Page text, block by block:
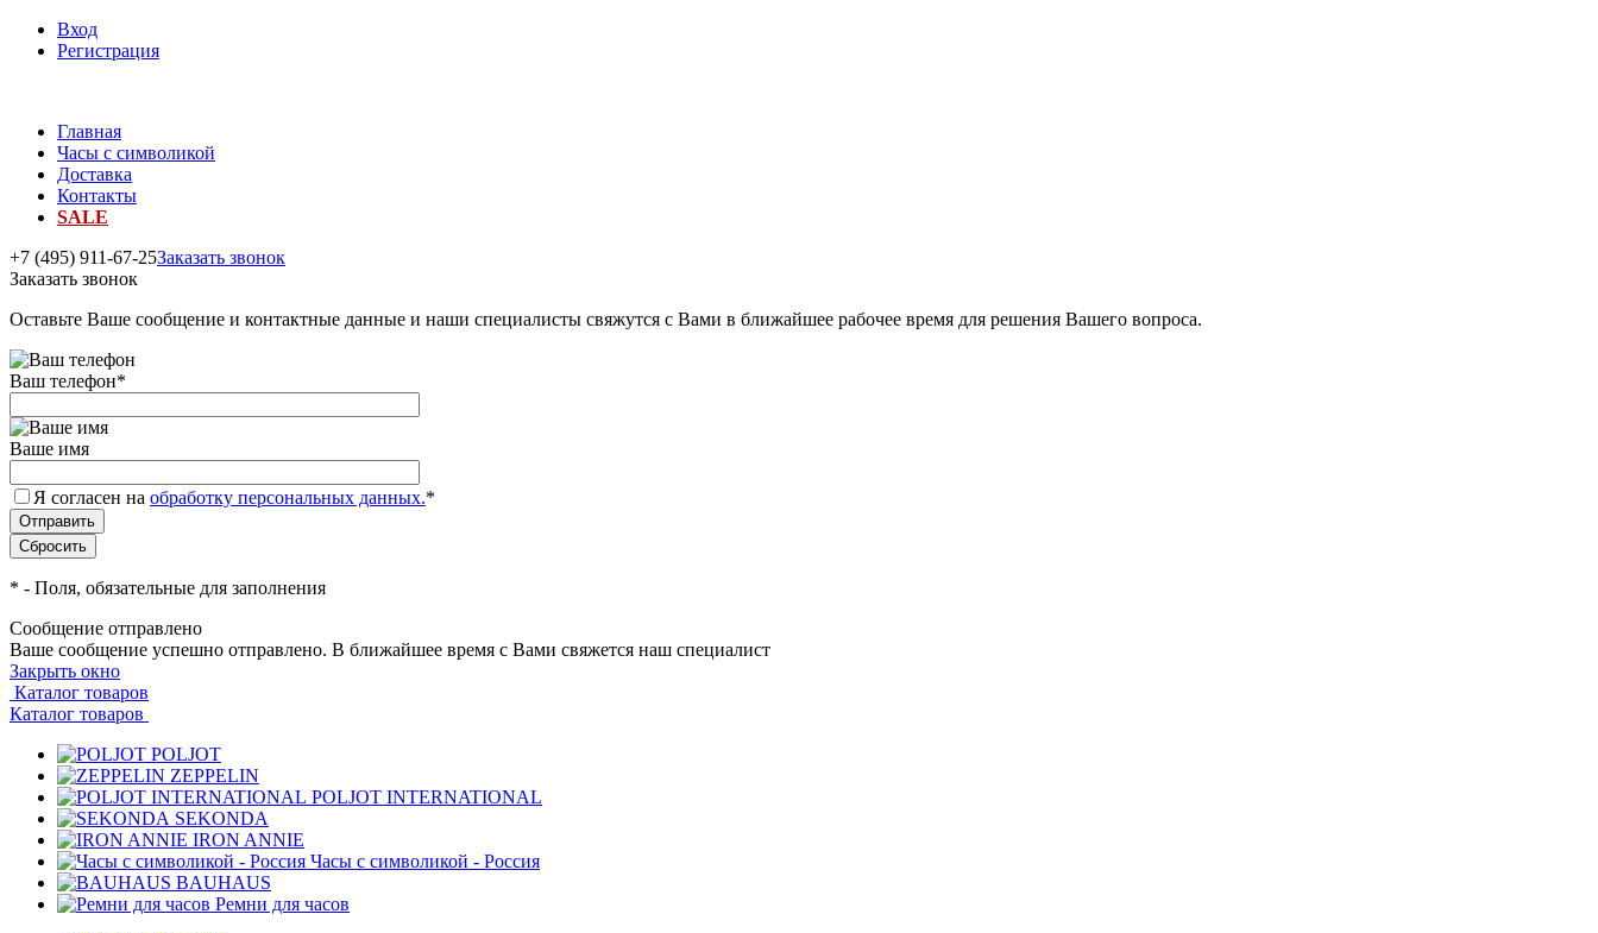
Вход
Регистрация
Главная
Часы с символикой
Доставка
Контакты
SALE
+7 (495) 911-67-25Заказать звонок
Заказать звонок
Оставьте Ваше сообщение и контактные данные и наши специалисты свяжутся с Вами в ближайшее рабочее время для решения Вашего вопроса.
Ваш телефон*
Ваше имя
Я согласен на обработку персональных данных.*
* - Поля, обязательные для заполнения
Сообщение отправлено
Ваше сообщение успешно отправлено. В ближайшее время с Вами свяжется наш специалист
Закрыть окно
Каталог товаров
Каталог товаров
POLJOT
ZEPPELIN
POLJOT INTERNATIONAL
SEKONDA
IRON ANNIE
Часы с символикой - Россия
BAUHAUS
Ремни для часов